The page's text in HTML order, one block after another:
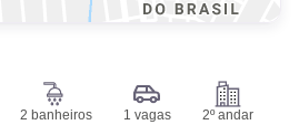
2 banheiros 1 vagas 2º andar